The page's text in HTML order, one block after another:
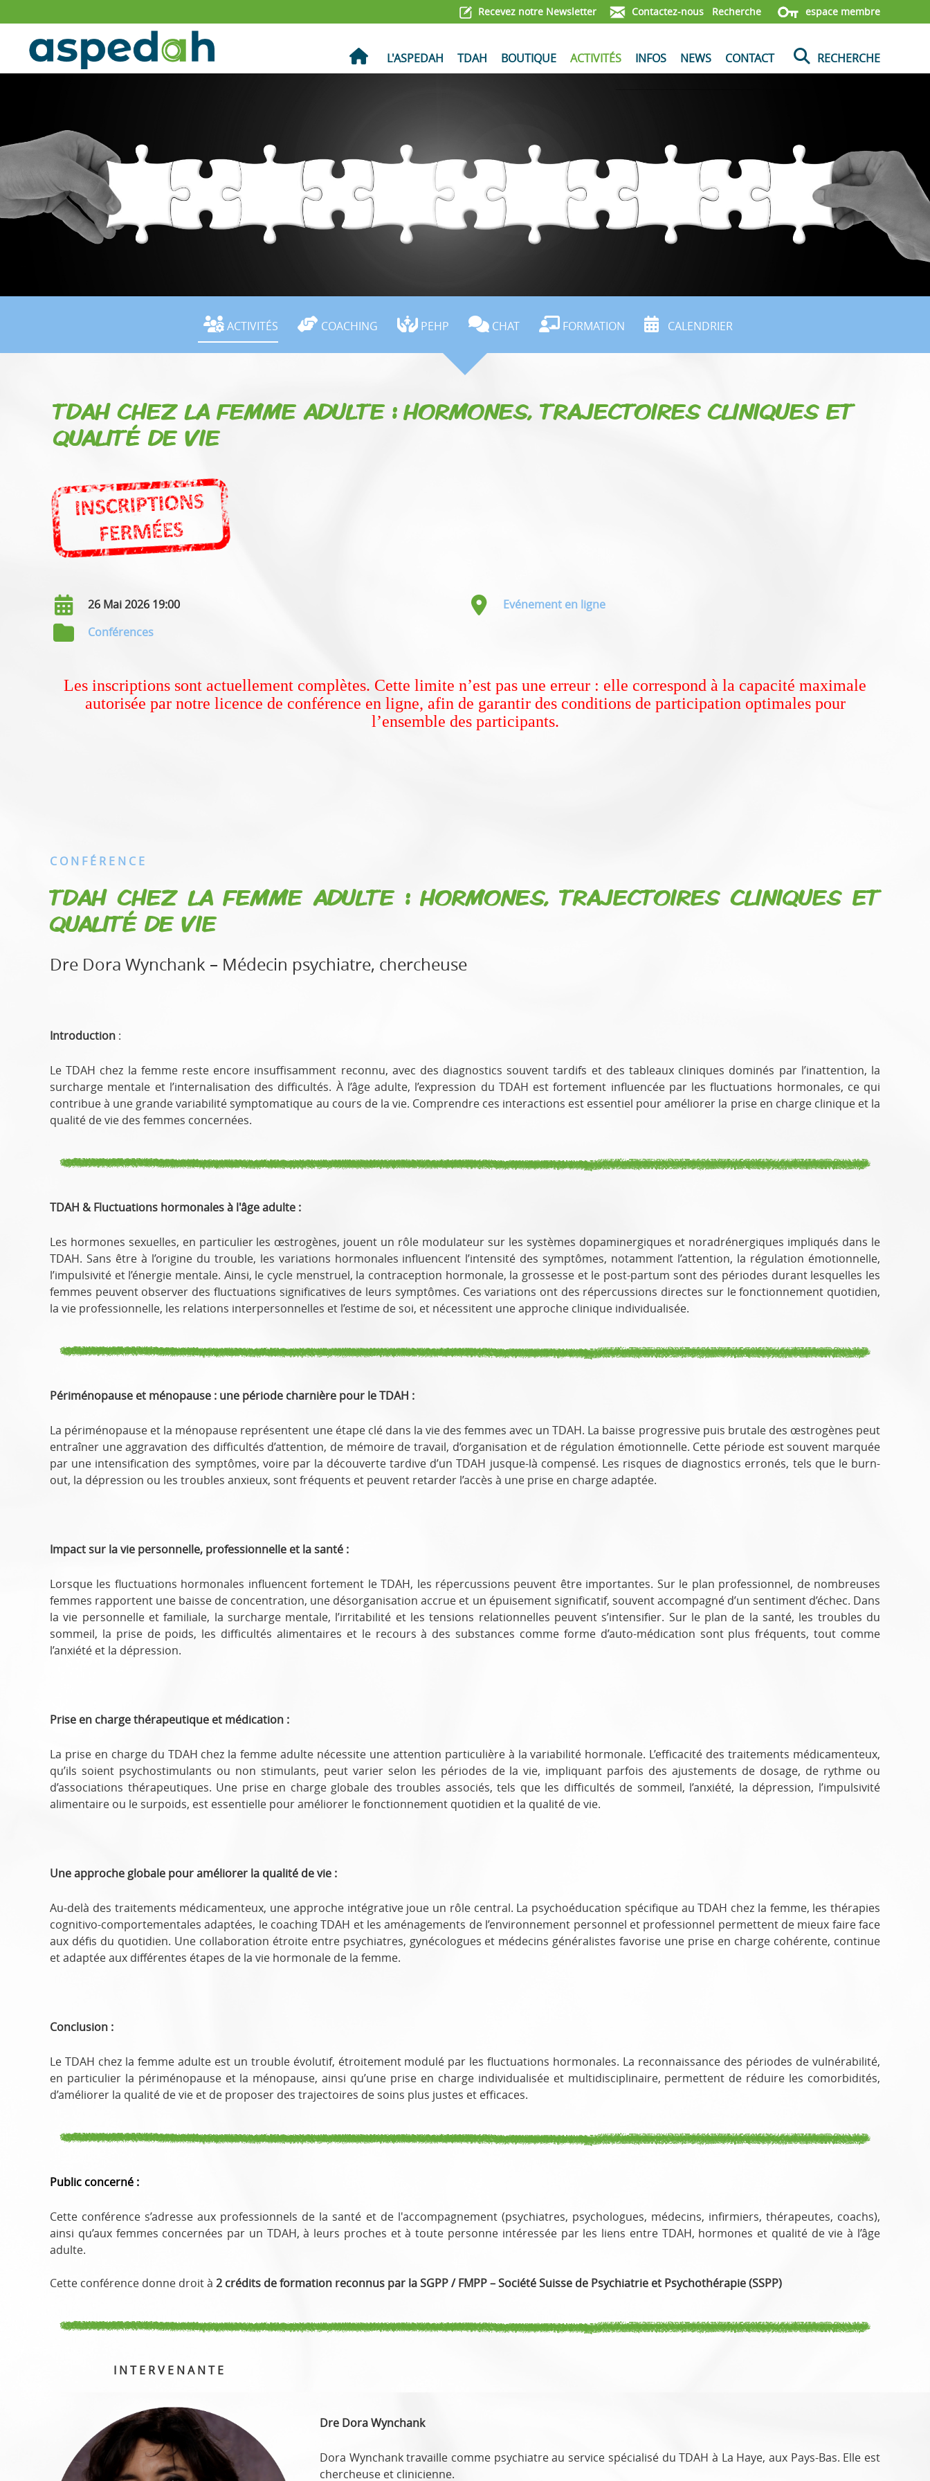
Recevez notre Newsletter Contactez-nous Recherche espace membre
ACCUEIL
L'ASPEDAH TDAH BOUTIQUE ACTIVITÉS INFOS NEWS CONTACT RECHERCHE
ACTIVITÉS COACHING PEHP CHAT FORMATION CALENDRIER
TDAH CHEZ LA FEMME ADULTE : HORMONES, TRAJECTOIRES CLINIQUES ET
QUALITÉ DE VIE
26 Mai 2026 19:00
Evénement en ligne
Conférences
Les inscriptions sont actuellement complètes. Cette limite n’est pas une erreur : elle correspond à la capacité maximale
autorisée par notre licence de conférence en ligne, afin de garantir des conditions de participation optimales pour
l’ensemble des participants.
C O N F É R E N C E
TDAH CHEZ LA FEMME ADULTE : HORMONES, TRAJECTOIRES CLINIQUES ET
QUALITÉ DE VIE
Dre Dora Wynchank – Médecin psychiatre, chercheuse
Introduction :
Le TDAH chez la femme reste encore insuffisamment reconnu, avec des diagnostics souvent tardifs et des tableaux cliniques dominés par l’inattention, la
surcharge mentale et l’internalisation des difficultés. À l’âge adulte, l’expression du TDAH est fortement influencée par les fluctuations hormonales, ce qui
contribue à une grande variabilité symptomatique au cours de la vie. Comprendre ces interactions est essentiel pour améliorer la prise en charge clinique et la
qualité de vie des femmes concernées.
TDAH & Fluctuations hormonales à l'âge adulte :
Les hormones sexuelles, en particulier les œstrogènes, jouent un rôle modulateur sur les systèmes dopaminergiques et noradrénergiques impliqués dans le
TDAH. Sans être à l’origine du trouble, les variations hormonales influencent l’intensité des symptômes, notamment l’attention, la régulation émotionnelle,
l’impulsivité et l’énergie mentale. Ainsi, le cycle menstruel, la contraception hormonale, la grossesse et le post-partum sont des périodes durant lesquelles les
femmes peuvent observer des fluctuations significatives de leurs symptômes. Ces variations ont des répercussions directes sur le fonctionnement quotidien,
la vie professionnelle, les relations interpersonnelles et l’estime de soi, et nécessitent une approche clinique individualisée.
Périménopause et ménopause : une période charnière pour le TDAH :
La périménopause et la ménopause représentent une étape clé dans la vie des femmes avec un TDAH. La baisse progressive puis brutale des œstrogènes peut
entraîner une aggravation des difficultés d’attention, de mémoire de travail, d’organisation et de régulation émotionnelle. Cette période est souvent marquée
par une intensification des symptômes, voire par la découverte tardive d’un TDAH jusque-là compensé. Les risques de diagnostics erronés, tels que le burn-
out, la dépression ou les troubles anxieux, sont fréquents et peuvent retarder l’accès à une prise en charge adaptée.
Impact sur la vie personnelle, professionnelle et la santé :
Lorsque les fluctuations hormonales influencent fortement le TDAH, les répercussions peuvent être importantes. Sur le plan professionnel, de nombreuses
femmes rapportent une baisse de concentration, une désorganisation accrue et un épuisement significatif, souvent accompagné d’un sentiment d’échec. Dans
la vie personnelle et familiale, la surcharge mentale, l’irritabilité et les tensions relationnelles peuvent s’intensifier. Sur le plan de la santé, les troubles du
sommeil, la prise de poids, les difficultés alimentaires et le recours à des substances comme forme d’auto-médication sont plus fréquents, tout comme
l’anxiété et la dépression.
Prise en charge thérapeutique et médication :
La prise en charge du TDAH chez la femme adulte nécessite une attention particulière à la variabilité hormonale. L’efficacité des traitements médicamenteux,
qu’ils soient psychostimulants ou non stimulants, peut varier selon les périodes de la vie, impliquant parfois des ajustements de dosage, de rythme ou
d’associations thérapeutiques. Une prise en charge globale des troubles associés, tels que les difficultés de sommeil, l’anxiété, la dépression, l’impulsivité
alimentaire ou le surpoids, est essentielle pour améliorer le fonctionnement quotidien et la qualité de vie.
Une approche globale pour améliorer la qualité de vie :
Au-delà des traitements médicamenteux, une approche intégrative joue un rôle central. La psychoéducation spécifique au TDAH chez la femme, les thérapies
cognitivo-comportementales adaptées, le coaching TDAH et les aménagements de l’environnement personnel et professionnel permettent de mieux faire face
aux défis du quotidien. Une collaboration étroite entre psychiatres, gynécologues et médecins généralistes favorise une prise en charge cohérente, continue
et adaptée aux différentes étapes de la vie hormonale de la femme.
Conclusion :
Le TDAH chez la femme adulte est un trouble évolutif, étroitement modulé par les fluctuations hormonales. La reconnaissance des périodes de vulnérabilité,
en particulier la périménopause et la ménopause, ainsi qu’une prise en charge individualisée et multidisciplinaire, permettent de réduire les comorbidités,
d’améliorer la qualité de vie et de proposer des trajectoires de soins plus justes et efficaces.
Public concerné :
Cette conférence s’adresse aux professionnels de la santé et de l'accompagnement (psychiatres, psychologues, médecins, infirmiers, thérapeutes, coachs),
ainsi qu’aux femmes concernées par un TDAH, à leurs proches et à toute personne intéressée par les liens entre TDAH, hormones et qualité de vie à l’âge
adulte.
Cette conférence donne droit à 2 crédits de formation reconnus par la SGPP / FMPP –Société Suisse de Psychiatrie et Psychothérapie(SSPP)
I N T E R V E N A N T E
Dre Dora Wynchank
Dora Wynchank travaille comme psychiatre au service spécialisé du TDAH à La Haye, aux Pays-Bas. Elle est
chercheuse et clinicienne.